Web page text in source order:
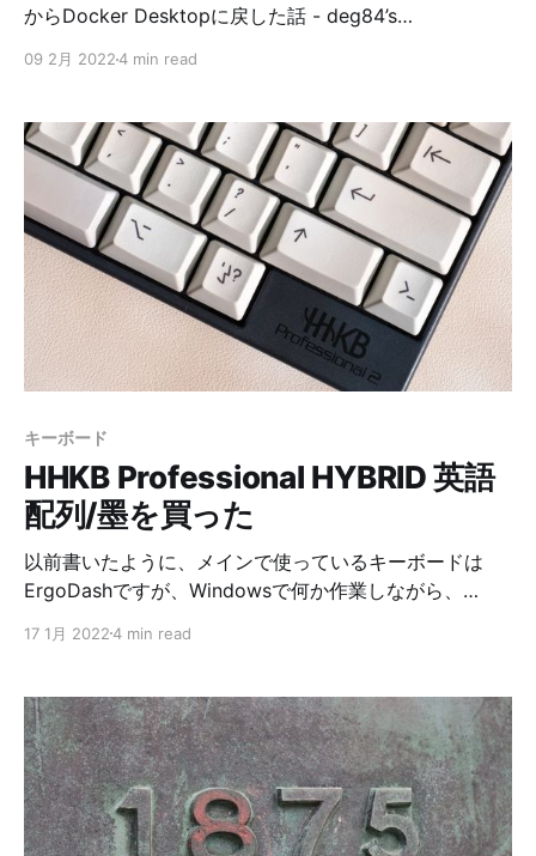
からDocker Desktopに戻した話 - deg84’s
Rancher Desktopを試したいと思います。 Rancher
高速になるかどうかというところ。 今回は実業務でも遅
くて気になっているRSpecの実行速度で検証することに
します。 ちなみにMacです。 まずDocker Desktopで以
下のコマンドを3回実行してみます。 $ time docker-
compose run --rm app rspec 結果、平均1040.57sでし
た。17分ほどかかってますね。 これを基準にして、
Rancher Desktopで実行するとどうなるか見ていきま
す。 Rancher Desktopのセットアップ まずはインスト
ールから。 Kubernetesは使ってないのでstableのやつを
適当に入れる。 Container Run
09 2月 20224 min read
キーボード
HHKB Professional HYBRID 英語
配列/墨を買った
以前書いたように、メインで使っているキーボードは
ErgoDashですが、Windowsで何か作業しながら、
ば、Windowsマシンでビルド中にMacで別の作業する。
とかです。 その時に机の配置の問題もあり、
M1MaxMBPが少し遠いところにあるため、キーボードや
トラックパッドを操作するのがやりづらいという問題が
ありました。 ということで、以前から興味があった
HHKBを購入しました。置く場所が狭かったのでそこに
入るもの、キーのカスタマイズができることが条件で良
17 1月 20224 min read